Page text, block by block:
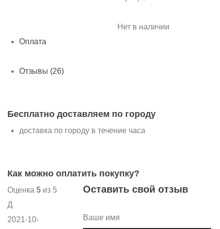
Нет в наличии
Оплата
Отзывы (26)
Бесплатно доставляем по городу
доставка по городу в течение часа
Как можно оплатить покупку?
Оценка 5 из 5
Д
2021-10-
Оставить свой отзыв
Ваше имя